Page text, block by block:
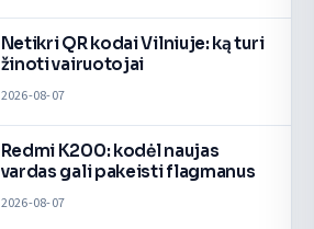
Netikri QR kodai Vilniuje: ką turi
žinoti vairuotojai
2026-08-07
Redmi K200: kodėl naujas
vardas gali pakeisti flagmanus
2026-08-07